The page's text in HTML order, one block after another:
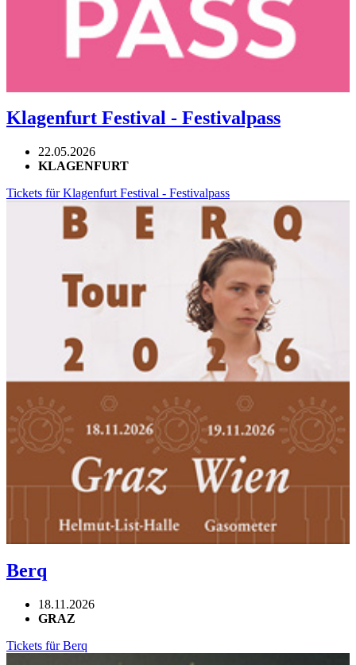
Klagenfurt Festival - Festivalpass
22.05.2026
KLAGENFURT
Tickets für Klagenfurt Festival - Festivalpass
Berq
18.11.2026
GRAZ
Tickets für Berq